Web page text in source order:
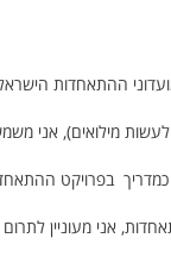
ההתאחדות
מילואים), אני
בפרויקט
אני מעוניין